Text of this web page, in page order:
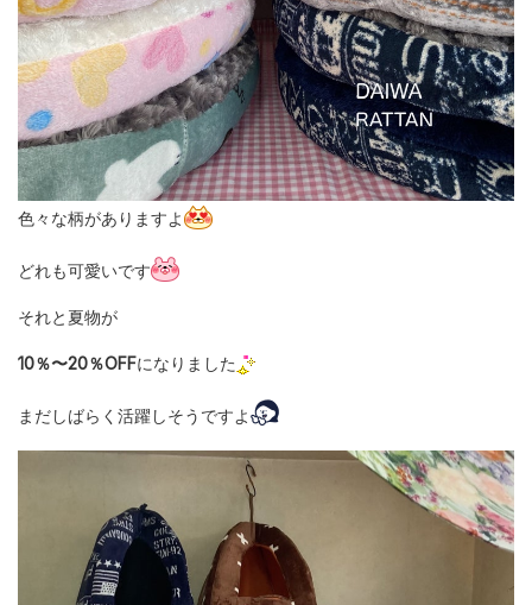
色々な柄がありますよ
どれも可愛いです
それと夏物が
10％〜20％OFFになりました
まだしばらく活躍しそうですよ